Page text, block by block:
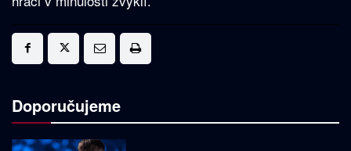
Doporučujeme